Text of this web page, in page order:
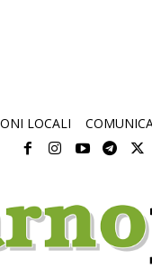
LOCALI